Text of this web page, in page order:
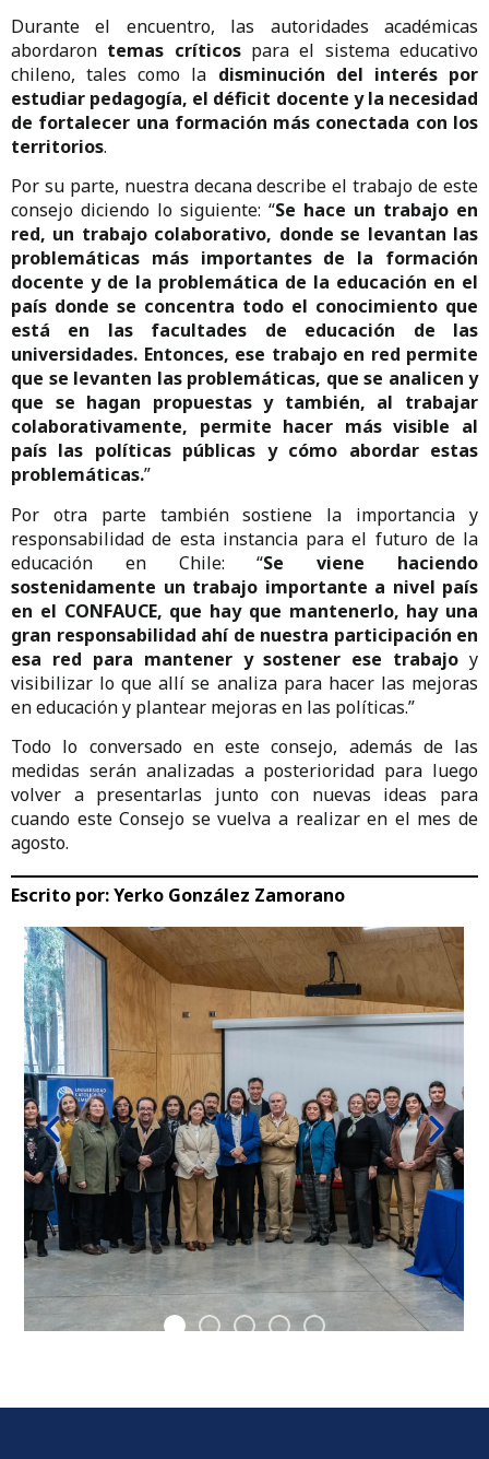
Durante el encuentro, las autoridades académicas
abordaron temas críticospara el sistema educativo
chileno, tales como la disminución del interés por
estudiar pedagogía, el déficit docente y la necesidad
de fortalecer una formación más conectada con los
territorios.
Por su parte, nuestra decana describe el trabajo de este
consejo diciendo lo siguiente: “Se hace un trabajo en
red, un trabajo colaborativo, donde se levantan las
problemáticas más importantes de la formación
docente y de la problemática de la educación en el
país donde se concentra todo el conocimiento que
está en las facultades de educación de las
universidades. Entonces, ese trabajo en red permite
que se levanten las problemáticas, que se analicen y
que se hagan propuestas y también, al trabajar
colaborativamente, permite hacer más visible al
país las políticas públicas y cómo abordar estas
problemáticas.”
Por otra parte también sostiene la importancia y
responsabilidad de esta instancia para el futuro de la
educación en Chile: “Se viene haciendo
sostenidamente un trabajo importante a nivel país
en el CONFAUCE, que hay que mantenerlo, hay una
gran responsabilidad ahí de nuestra participación en
esa red para mantener y sostener ese trabajo y
visibilizar lo que allí se analiza para hacer las mejoras
en educación y plantear mejoras en las políticas.”
Todo lo conversado en este consejo, además de las
medidas serán analizadas a posterioridad para luego
volver a presentarlas junto con nuevas ideas para
cuando este Consejo se vuelva a realizar en el mes de
agosto.
Escrito por:Yerko González Zamorano